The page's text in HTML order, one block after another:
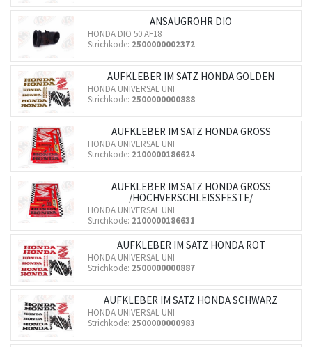
ANSAUGROHR DIO
HONDA DIO 50 AF18
Strichkode: 2500000002372
AUFKLEBER IM SATZ HONDA GOLDEN
HONDA UNIVERSAL UNI
Strichkode: 2500000000888
AUFKLEBER IM SATZ HONDA GROSS
HONDA UNIVERSAL UNI
Strichkode: 2100000186624
AUFKLEBER IM SATZ HONDA GROSS /
HOCHVERSCHLEISSFESTE/
HONDA UNIVERSAL UNI
Strichkode: 2100000186631
AUFKLEBER IM SATZ HONDA ROT
HONDA UNIVERSAL UNI
Strichkode: 2500000000887
AUFKLEBER IM SATZ HONDA SCHWARZ
HONDA UNIVERSAL UNI
Strichkode: 2500000000983